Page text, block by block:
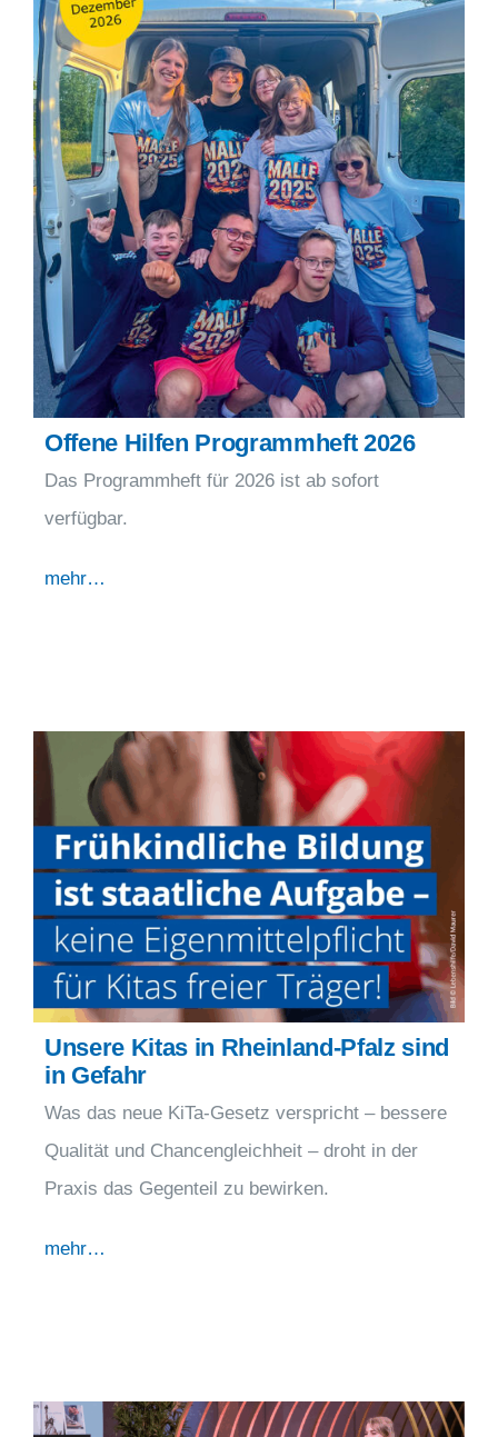
Offene Hilfen Programmheft 2026
Das Programmheft für 2026 ist ab sofort
verfügbar.
mehr…
Unsere Kitas in Rheinland-Pfalz sind
in Gefahr
Was das neue KiTa-Gesetz verspricht – bessere
Qualität und Chancengleichheit – droht in der
Praxis das Gegenteil zu bewirken.
mehr…